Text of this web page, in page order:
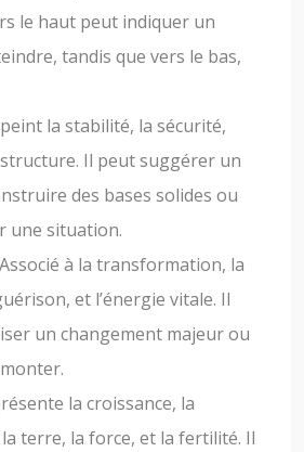
le haut peut indiquer un
tandis que vers le bas,
la stabilité, la sécurité,
structure. Il peut suggérer un
des bases solides ou
une situation.
à la transformation, la
et l’énergie vitale. Il
un changement majeur ou
la croissance, la
terre, la force, et la fertilité. Il